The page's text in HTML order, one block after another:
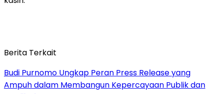
Berita Terkait
Budi Purnomo Ungkap Peran Press Release yang
Ampuh dalam Membangun Kepercayaan Publik dan